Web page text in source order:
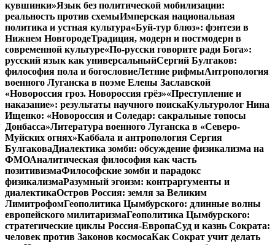
кувшинки»Язык без политической мобилизации:
реальность против схемыИмперская национальная
политика и устная культура«Буй-тур блюз»: фэнтези в
Нижнем НовгородеТрадиция, модерн и постмодерн в
современной культуре«По-русски говорите ради Бога»:
русский язык как универсальныйСергий Булгаков:
философия пола и богословиеЛетние рифмыАнтропология
военного Луганска в поэме Елены Заславской
«Новороссия гроз. Новороссия грёз»«Преступление и
наказание»: результаты научного поискаКультуролог Нина
Ищенко: «Новороссия и Соледар: сакральные топосы
Донбасса»Литература военного Луганска в «Северо-
Муйских огнях»Каббала и антропология Сергия
БулгаковаДиалектика зомби: обсуждение физикализма на
ФМОАналитическая философия как часть
позитивизмаФилософские зомби и парадокс
физикализмаРазумный эгоизм: контраргументы и
диалектикаОстров Россия: земля за Великим
ЛимитрофомГеополитика Цымбурского: длинные волны
европейского милитаризмаГеополитика Цымбурского:
стратегические циклы Россия-ЕвропаСуд и казнь Сократа:
человек против Законов космосаКак Сократ учит делать